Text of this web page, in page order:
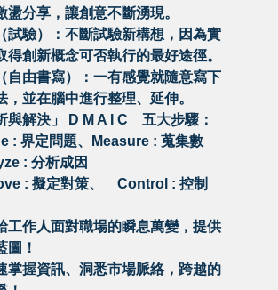
盪分享，讓創意不斷湧現。
驗）：不斷試驗新構想，因為實
得創新概念可否執行的最好途徑。
由書寫）：一有感覺就隨意寫下
，並在腦中進行整理、延伸。
與解決」 D M A I C 五大步驟：
定問題、Measure : 蒐集數
: 分析成因
: 擬定對策、 Control : 控制
作人面對職場的瞬息萬變，提供
圖！
握資訊、洞悉市場脈絡，跨越的